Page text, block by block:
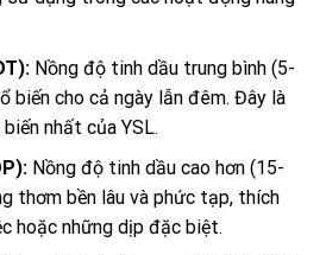
Nồng độ tinh dầu trung bình (5-
biến cho cả ngày lẫn đêm. Đây là
nhất của YSL.
Nồng độ tinh dầu cao hơn (15-
thơm bền lâu và phức tạp, thích
hoặc những dịp đặc biệt.